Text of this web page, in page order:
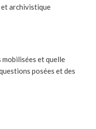
archivistique
mobilisées et quelle
posées et des